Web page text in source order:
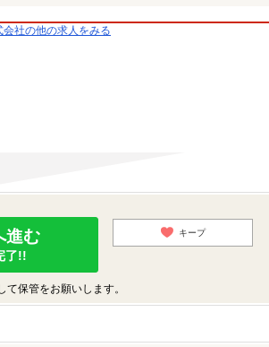
社の他の求人をみる
進む
了!!
キープ
保管をお願いします。